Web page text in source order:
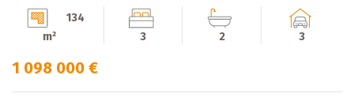
134
m²
3 2 3
1 098 000 €